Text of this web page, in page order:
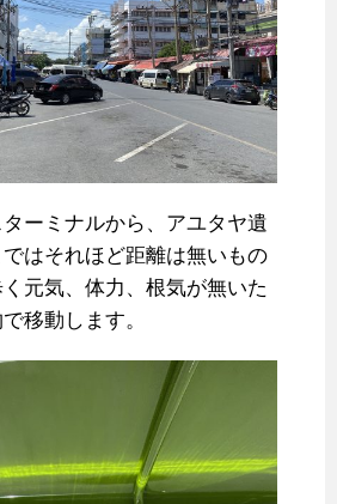
ーミナルから、アユタヤ遺
はそれほど距離は無いもの
元気、体力、根気が無いた
移動します。